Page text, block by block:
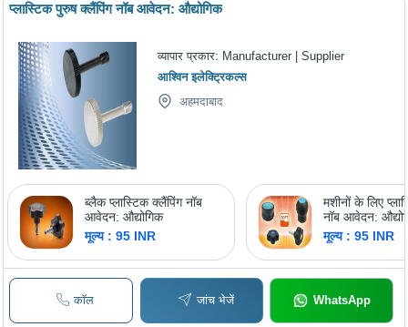
प्लास्टिक पुरुष क्लैंपिंग नॉब आवेदन: औद्योगिक
व्यापार प्रकार: Manufacturer | Supplier
आश्विन इलेक्ट्रिकल्स
अहमदाबाद
ब्लैक प्लास्टिक क्लैंपिंग नॉब
आवेदन: औद्योगिक
मूल्य : 95 INR
मशीनों के लिए
नॉब आवेदन:
मूल्य : 95 INR
कॉल जांच भेजें WhatsApp